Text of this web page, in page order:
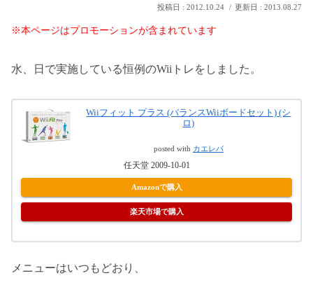
2012.10.24 2013.08.27
※本ページはプロモーションが含まれています
水、日で実施している恒例のWiiトレをしました。
Wiiフィット プラス (バランスWiiボードセット) (シ
ロ)
posted with カエレバ
任天堂 2009-10-01
Amazonで購入
楽天市場で購入
メニューはいつもどおり、